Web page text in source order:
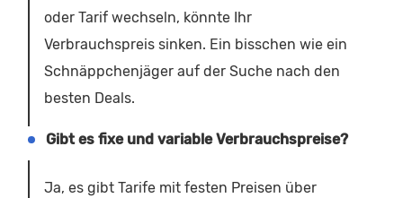
oder Tarif wechseln, könnte Ihr
Verbrauchspreis sinken. Ein bisschen wie ein
Schnäppchenjäger auf der Suche nach den
besten Deals.
Gibt es fixe und variable Verbrauchspreise?
Ja, es gibt Tarife mit festen Preisen über